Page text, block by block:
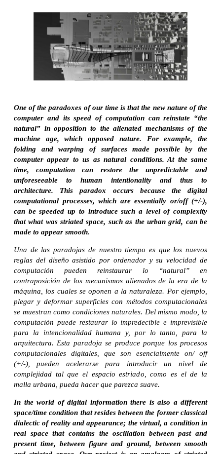
One of the paradoxes of our time is that the new nature of the
computer and its speed of computation can reinstate “the
natural” in opposition to the alienated mechanisms of the
machine age, which opposed nature. For example, the
folding and warping of surfaces made possible by the
computer appear to us as natural conditions. At the same
time, computation can restore the unpredictable and
unforeseeable to human intentionality and thus to
architecture. This paradox occurs because the digital
computational processes, which are essentially or/off (+/-),
can be speeded up to introduce such a level of complexity
that what was striated space, such as the urban grid, can be
made to appear smooth.
Una de las paradojas de nuestro tiempo es que los nuevos
reglas del diseño asistido por ordenador y su velocidad de
computación pueden reinstaurar lo “natural” en
contraposición de los mecanismos alienados de la era de la
máquina, los cuales se oponen a la naturaleza. Por ejemplo,
plegar y deformar superficies con métodos computacionales
se muestran como condiciones naturales. Del mismo modo, la
computación puede restaurar lo impredecible e imprevisible
para la intencionalidad humana y, por lo tanto, para la
arquitectura. Esta paradoja se produce porque los procesos
computacionales digitales, que son esencialmente on/ off
(+/-), pueden acelerarse para introducir un nivel de
complejidad tal que el espacio estriado, como es el de la
malla urbana, pueda hacer que parezca suave.
In the world of digital information there is also a different
space/time condition that resides between the former classical
dialectic of reality and appearance; the virtual, a condition in
real space that contains the oscillation between past and
present time, between figure and ground, between smooth